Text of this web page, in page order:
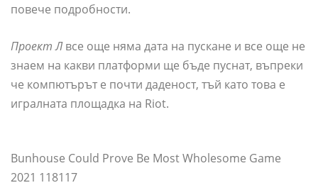
повече подробности.
Проект Лвсе още няма дата на пускане и все още не
знаем на какви платформи ще бъде пуснат, въпреки
че компютърът е почти даденост, тъй като това е
игралната площадка на Riot.
Bunhouse Could Prove Be Most Wholesome Game
2021 118117